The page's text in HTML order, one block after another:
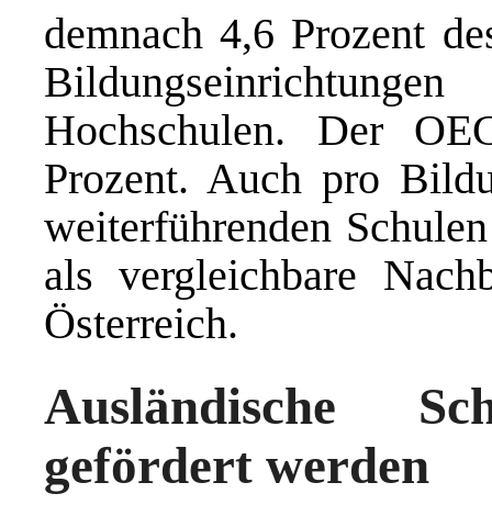
demnach 4,6 Prozent
Hochschulen. Der
Prozent. Auch pro
weiterführenden
als vergleichbare
Österreich.
Ausländische
gefördert werden